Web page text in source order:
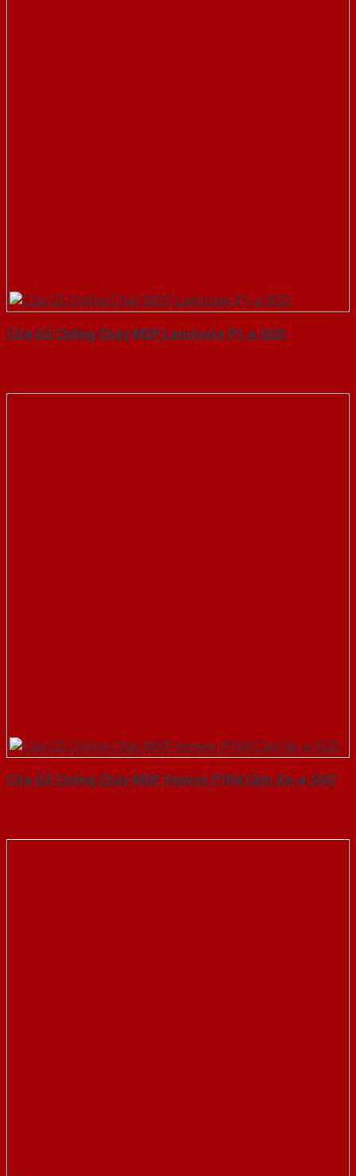
Cửa Gỗ Chống Cháy MDF Laminate P1-a-SGD
Cửa Gỗ Chống Cháy MDF Veneer P1R4 Căm Xe-a-SGD